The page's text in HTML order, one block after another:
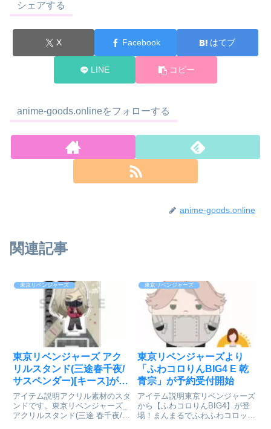
シェアする
X Facebook はてブ
LINE コピー
anime-goods.onlineをフォローする
anime-goods.online
関連記事
東京リベンジャーズ
東京リベンジャーズ アク
リルスタンド(三途春千夜/
サスペンダー)[キース]が予
約受付開始
アイテム説明アクリル素材のスタ
ンドです。東京リベンジャーズ_
アクリルスタンド(三途 春千夜/サ
東京リベンジャーズ
東京リベンジャーズより
「ふわコロりんBIG4 E 乾
青宗」が予約受付開始
アイテム説明東京リベンジャーズ
から【ふわコロりんBIG4】が登
場！まんまるでふわふわコロッと